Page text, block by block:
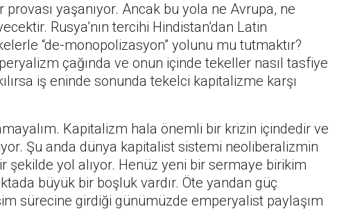
yaşanıyor. Ancak bu yola ne Avrupa, ne
Rusya’nın tercihi Hindistan’dan Latin
“de-monopolizasyon” yolunu mu tutmaktır?
çağında ve onun içinde tekeller nasıl tasfiye
iş eninde sonunda tekelci kapitalizme karşı
Kapitalizm hala önemli bir krizin içindedir ve
Şu anda dünya kapitalist sistemi neoliberalizmin
şekilde yol alıyor. Henüz yeni bir sermaye birikim
büyük bir boşluk vardır. Öte yandan güç
sürecine girdiği günümüzde emperyalist paylaşım